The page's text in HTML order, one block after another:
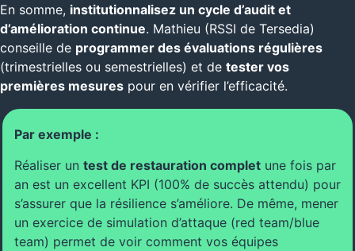
En somme, institutionnalisez un cycle d’audit et
d’amélioration continue. Mathieu (RSSI de Tersedia)
conseille de programmer des évaluations régulières
(trimestrielles ou semestrielles) et de tester vos
premières mesures pour en vérifier l’efficacité.
Par exemple :
Réaliser un test de restauration complet une fois par
an est un excellent KPI (100% de succès attendu) pour
s’assurer que la résilience s’améliore. De même, mener
un exercice de simulation d’attaque (red team/blue
team) permet de voir comment vos équipes